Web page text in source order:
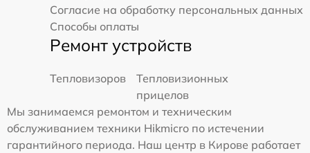
Согласие на обработку персональных данных
Способы оплаты
Ремонт устройств
Тепловизоров
Тепловизионных
прицелов
Мы занимаемся ремонтом и техническим
обслуживанием техники Hikmicro по истечении
гарантийного периода. Наш центр в Кирове работает